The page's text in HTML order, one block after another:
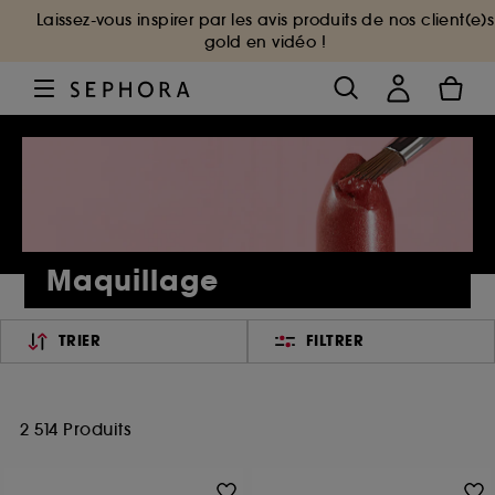
Laissez-vous inspirer par les avis produits de nos client(e)s
gold en vidéo !
Maquillage
TRIER FILTRER
2 514 Produits